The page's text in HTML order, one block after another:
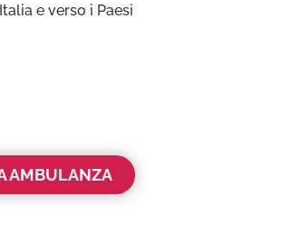
e verso i Paesi
AMBULANZA